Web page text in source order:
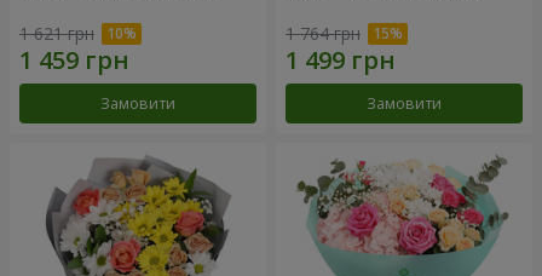
1 621 грн
Замовити
1 764 грн
Замовити